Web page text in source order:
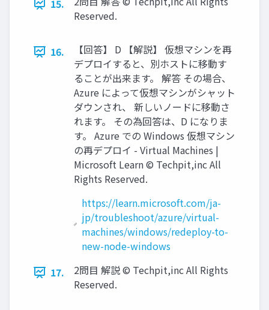
15.
Reserved.
16.
【回答】 D 【解説】 仮想マシンを再
デプロイすると、別ホストに移動す
ることが出来ます。 解答 その場合、
Azure によって仮想マシンがシャット
ダウンされ、 新しいノードに移動さ
れます。 その為回答は、D になりま
す。 Azure での Windows 仮想マシン
の再デプロイ - Virtual Machines |
Microsoft Learn © Techpit,inc All
Rights Reserved.
https://learn.microsoft.com/ja-
jp/troubleshoot/azure/virtual-
machines/windows/redeploy-to-
new-node-windows
17.
2問目 解説 © Techpit,inc All Rights
Reserved.